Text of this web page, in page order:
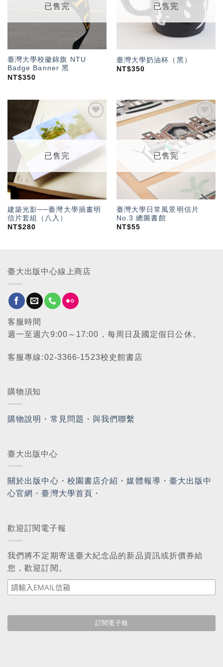
已售完
臺灣大學校徽錦旗 NTU
Badge Banner 黑
NT$350
已售完
臺灣大學奶油杯（黑）
NT$350
加入
「願
望輕
單」
已售完
建築光影──臺灣大學插畫明
信片套組（八入）
NT$280
加入
「願
望輕
已售完
臺灣大學日常風景明信片
No.3 總圖書館
NT$55
臺大出版中心線上商店
客服時間
週一至週六9:00～17:00，每周日及國定假日公休。
客服專線:02-3366-1523校史館書店
購物須知
購物說明 ・ 常見問題 ・與我們聯繫
臺大出版中心
關於出版中心 ・ 校園書店介紹 ・媒體報導 ・ 臺大出版中
心官網 ・臺灣大學首頁 ・
歡迎訂閱電子報
我們將不定期寄送臺大紀念品的新品資訊或折價券給
您，歡迎訂閱。